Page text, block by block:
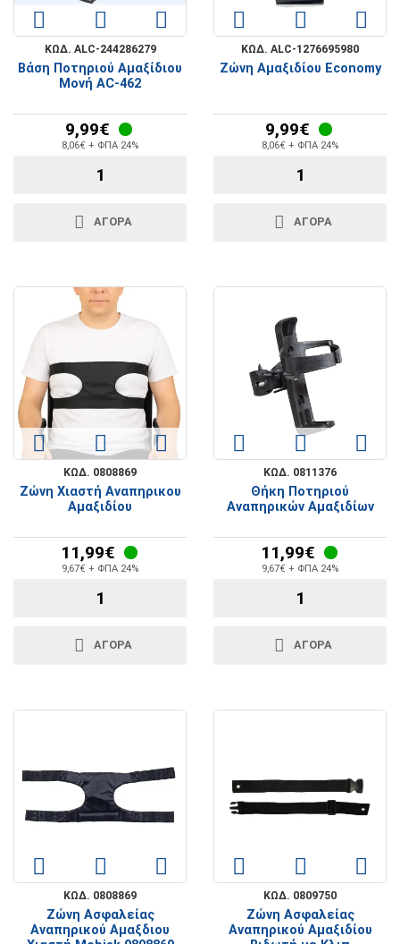
ΚΩΔ. ALC-244286279
Βάση Ποτηριού Αμαξίδιου
Μονή AC-462
9,99€
8,06€ + ΦΠΑ 24%
ΑΓΟΡΑ
ΚΩΔ. ALC-1276695980
Ζώνη Αμαξιδίου Economy
9,99€
8,06€ + ΦΠΑ 24%
ΑΓΟΡΑ
ΚΩΔ. 0808869
Ζώνη Χιαστή Αναπηρικου
Αμαξιδίου
11,99€
9,67€ + ΦΠΑ 24%
ΑΓΟΡΑ
ΚΩΔ. 0811376
Θήκη Ποτηριού
Αναπηρικών Αμαξιδίων
11,99€
9,67€ + ΦΠΑ 24%
ΑΓΟΡΑ
ΚΩΔ. 0808869
Ζώνη Ασφαλείας
Αναπηρικού Αμαξδιου
ΚΩΔ. 0809750
Ζώνη Ασφαλείας
Αναπηρικού Αμαξιδίου